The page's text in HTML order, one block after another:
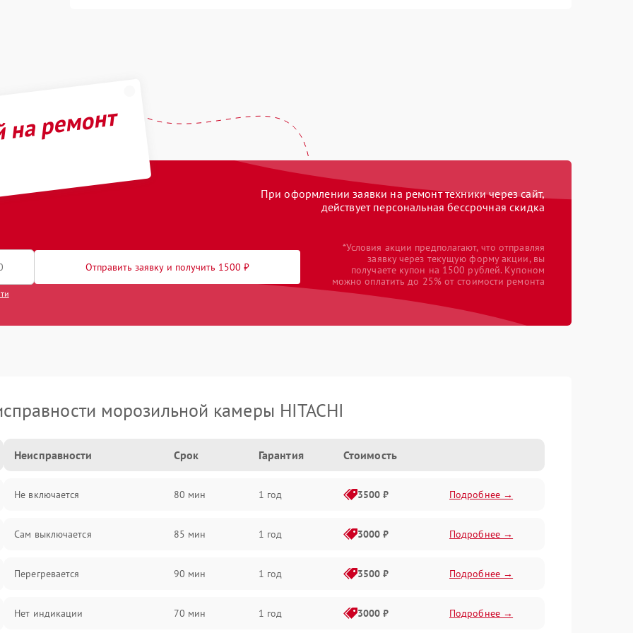
ремонт
При оформлении заявки на ремонт техники через сайт,
действует персональная бессрочная скидка
Отправить заявку и получить 1500 ₽
*Условия акции предполагают, что отправляя
заявку через текущую форму акции, вы
получаете купон на 1500 рублей. Купоном
можно оплатить до 25% от стоимости ремонта
морозильной камеры HITACHI
Неисправности Срок Гарантия Стоимость
Не включается 80 мин 1 год 3500 ₽ Подробнее →
Сам выключается 85 мин 1 год 3000 ₽ Подробнее →
Перегревается 90 мин 1 год 3500 ₽ Подробнее →
Нет индикации 70 мин 1 год 3000 ₽ Подробнее →